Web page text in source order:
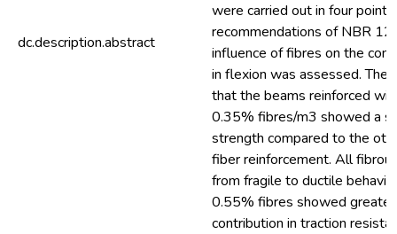
dc.description.abstract
were carried out in four
recommendations of NBR
influence of fibres on the
in flexion was assessed.
that the beams reinforced
0.35% fibres/m3 showed a
strength compared to the
fiber reinforcement. All
from fragile to ductile
0.55% fibres showed
contribution in traction